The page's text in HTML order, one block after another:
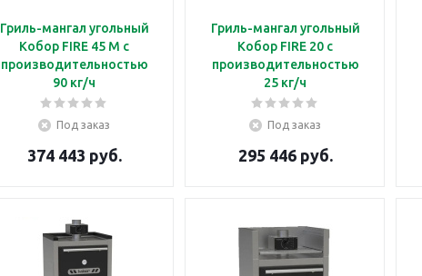
Гриль-мангал угольный
Кобор FIRE 45 M с
производительностью
90 кг/ч
Под заказ
374 443 руб.
Гриль-мангал угольный
Кобор FIRE 20 с
производительностью
25 кг/ч
Под заказ
295 446 руб.